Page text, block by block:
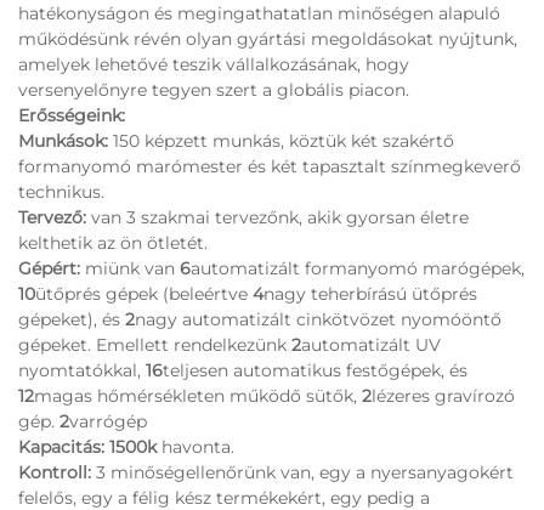
hatékonyságon és megingathatatlan minőségen alapuló
működésünk révén olyan gyártási megoldásokat nyújtunk,
amelyek lehetővé teszik vállalkozásának, hogy
versenyelőnyre tegyen szert a globális piacon.
Erősségeink:
Munkások: 150 képzett munkás, köztük két szakértő
formanyomó marómester és két tapasztalt színmegkeverő
technikus.
Tervező: van 3 szakmai tervezőnk, akik gyorsan életre
kelthetik az ön ötletét.
Gépért: miünk van 6automatizált formanyomó marógépek,
10ütőprés gépek (beleértve 4nagy teherbírású ütőprés
gépeket), és 2nagy automatizált cinkötvözet nyomóöntő
gépeket. Emellett rendelkezünk 2automatizált UV
nyomtatókkal, 16teljesen automatikus festőgépek, és
12magas hőmérsékleten működő sütők, 2lézeres gravírozó
gép. 2varrógép
Kapacitás: 1500k havonta.
Kontroll: 3 minőségellenőrünk van, egy a nyersanyagokért
felelős, egy a félig kész termékekért, egy pedig a